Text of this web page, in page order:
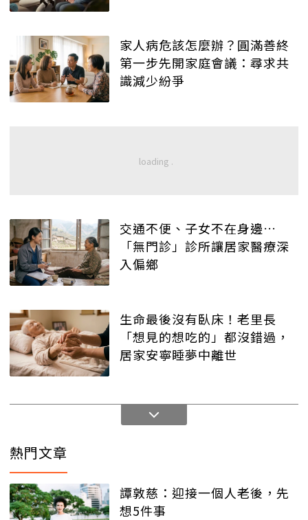
家人病危該怎麼辦？圓滿善終
第一步先開家庭會議：尋求共
識減少紛爭
交通不便、子女不在身邊…
「無門診」診所讓居家醫療深
入偏鄉
生命最後沒有臥床！老里長
「想見的想吃的」都沒錯過，
居家安寧睡夢中離世
熱門文章
譚敦慈：迎接一個人老後，先
想5件事